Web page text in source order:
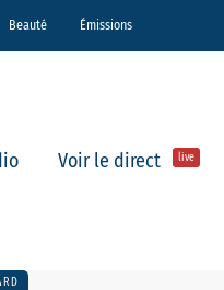
Beauté Émissions
Voir le direct live